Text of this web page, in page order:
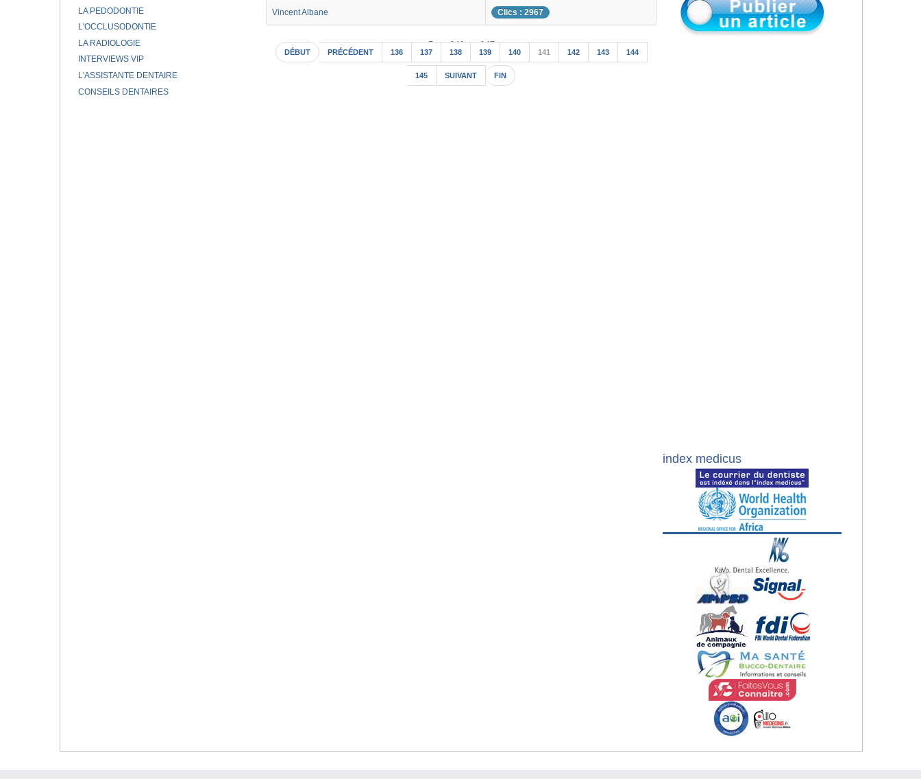
Vincent Albane Clics : 2967
Page 141 sur 147
DÉBUT PRÉCÉDENT 136 137 138 139 140 141 142 143 144
145 SUIVANT FIN
LA PEDODONTIE
L'OCCLUSODONTIE
LA RADIOLOGIE
INTERVIEWS VIP
L'ASSISTANTE DENTAIRE
CONSEILS DENTAIRES
index medicus